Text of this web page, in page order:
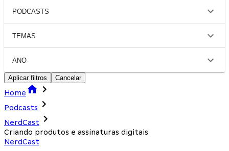
PODCASTS
TEMAS
ANO
Aplicar filtros Cancelar
Home
Podcasts
NerdCast
Criando produtos e assinaturas digitais
NerdCast